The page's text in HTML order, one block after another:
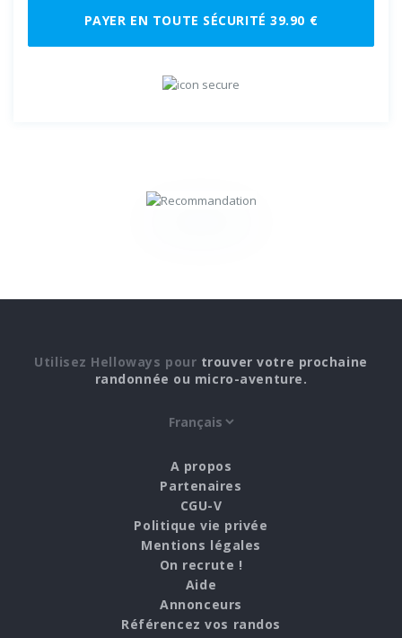
PAYER EN TOUTE SÉCURITÉ 39.90 €
Utilisez Helloways pour trouver votre prochaine
randonnée ou micro-aventure.
A propos
Partenaires
CGU-V
Politique vie privée
Mentions légales
On recrute !
Aide
Annonceurs
Référencez vos randos